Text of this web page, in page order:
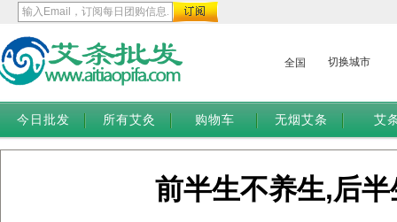
全国 切换城市
今日批发 所有艾灸 购物车 无烟艾条 艾
前半生不养生,后